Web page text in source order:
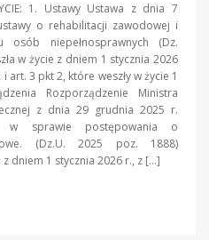
1. Ustawy Ustawa z dnia 7
o rehabilitacji zawodowej i
osób niepełnosprawnych (Dz.
w życie z dniem 1 stycznia 2026
art. 3 pkt 2, które weszły w życie 1
Rozporządzenie Ministra
z dnia 29 grudnia 2025 r.
w sprawie postępowania o
(Dz.U. 2025 poz. 1888)
dniem 1 stycznia 2026 r., z […]